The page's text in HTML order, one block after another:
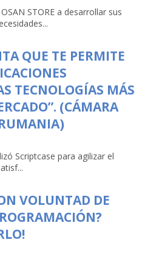
STORE a desarrollar sus
QUE TE PERMITE
TECNOLOGÍAS MÁS
(CÁMARA
Scriptcase para agilizar el
VOLUNTAD DE